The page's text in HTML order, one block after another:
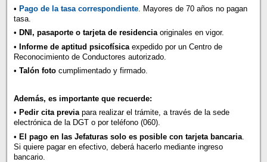
• Pago de la tasa correspondiente. Mayores de 70 años no pagan
tasa.
• DNI, pasaporte o tarjeta de residenciaoriginales en vigor.
• Informe de aptitud psicofísica expedido por un Centro de
Reconocimiento de Conductores autorizado.
• Talón fotocumplimentado y firmado.
Además, es importante que recuerde:
• Pedir cita previapara realizar el trámite, a través de la sede
electrónica de la DGT o por teléfono (060).
• El pago en las Jefaturas solo es posible con tarjeta bancaria.
Si quiere pagar en efectivo, deberá hacerlo mediante ingreso
bancario.